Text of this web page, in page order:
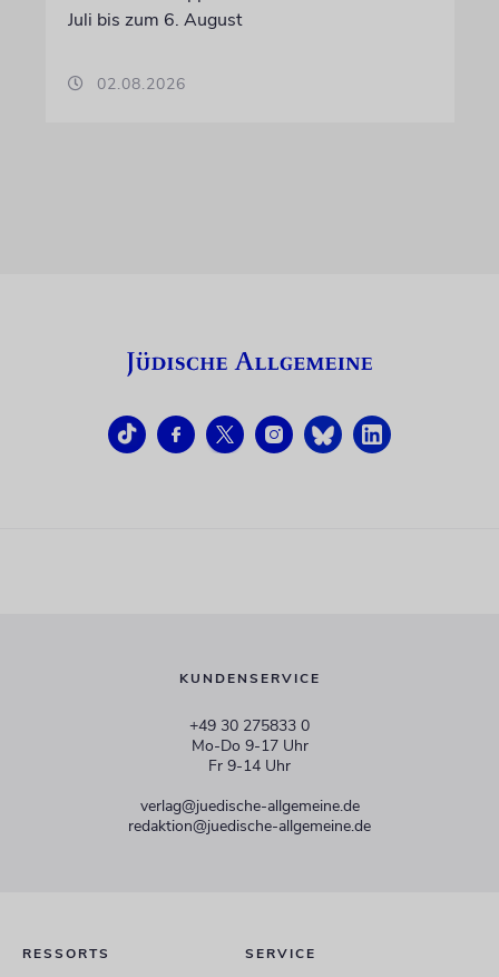
Juli bis zum 6. August
02.08.2026
KUNDENSERVICE
+49 30 275833 0
Mo-Do 9-17 Uhr
Fr 9-14 Uhr
verlag@juedische-allgemeine.de
redaktion@juedische-allgemeine.de
RESSORTS SERVICE